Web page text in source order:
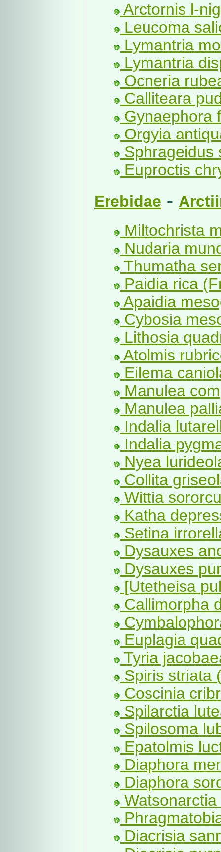
Arctornis l-
Leucoma
Lymantria
Lymantria
Ocneria
Calliteara
Gynaephora
Orgyia
Sphrageidus
Euproctis
Erebidae -
Miltochrista
Nudaria
Thumatha
Paidia rica
Apaidia
Cybosia
Lithosia
Atolmis
Eilema
Manulea
Manulea
Indalia
Indalia
Nyea
Collita
Wittia
Katha
Setina
Dysauxes
Dysauxes
[Utetheisa
Callimorpha
Euplagia
Tyria
Spiris striata
Coscinia
Spilarctia
Spilosoma
Epatolmis
Diaphora
Diaphora
Diacrisia